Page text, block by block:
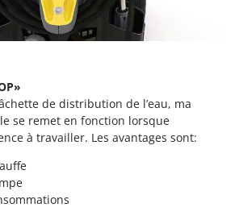
pour tracteur
pour tracteur
thermiques
MGM
de distribution de l’eau, ma
se remet en fonction lorsque
à travailler. Les avantages sont: